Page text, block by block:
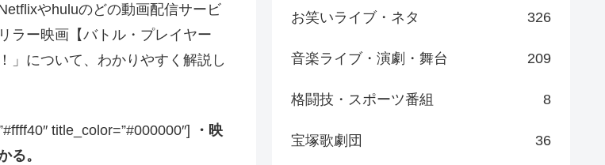
やhuluのどの動画配信サービ
ラー映画【バトル・プレイヤー
」について、わかりやすく解説し
title_color=”#000000″]
・映
る。
お笑いライブ・ネタ 326
音楽ライブ・演劇・舞台 209
格闘技・スポーツ番組 8
宝塚歌劇団 36